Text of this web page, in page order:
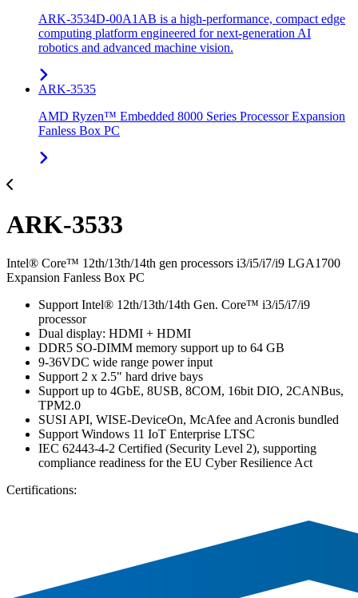
ARK-3534D-00A1AB is a high-performance, compact edge
computing platform engineered for next-generation AI
robotics and advanced machine vision.
ARK-3535
AMD Ryzen™ Embedded 8000 Series Processor Expansion
Fanless Box PC
ARK-3533
Intel® Core™ 12th/13th/14th gen processors i3/i5/i7/i9 LGA1700
Expansion Fanless Box PC
Support Intel® 12th/13th/14th Gen. Core™ i3/i5/i7/i9
processor
Dual display: HDMI + HDMI
DDR5 SO-DIMM memory support up to 64 GB
9-36VDC wide range power input
Support 2 x 2.5" hard drive bays
Support up to 4GbE, 8USB, 8COM, 16bit DIO, 2CANBus,
TPM2.0
SUSI API, WISE-DeviceOn, McAfee and Acronis bundled
Support Windows 11 IoT Enterprise LTSC
IEC 62443-4-2 Certified (Security Level 2), supporting
compliance readiness for the EU Cyber Resilience Act
Certifications: